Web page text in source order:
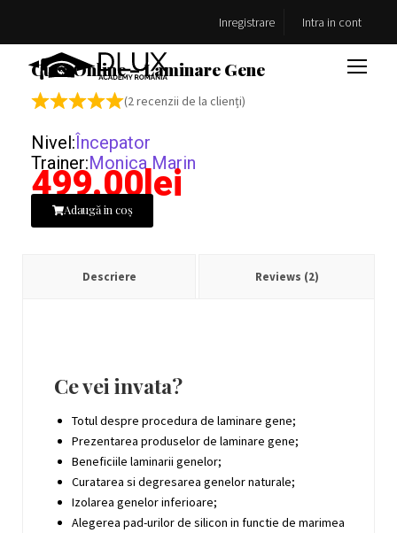
Inregistrare Intra in cont
Curs Online – Laminare Gene
(2recenzii de la clienți)
Nivel:Începator
Trainer:Monica Marin
499.00lei
Adaugă in coș
Descriere Reviews (2)
Ce vei invata?
Totul despre procedura de laminare gene;
Prezentarea produselor de laminare gene;
Beneficiile laminarii genelor;
Curatarea si degresarea genelor naturale;
Izolarea genelor inferioare;
Alegerea pad-urilor de silicon in functie de marimea